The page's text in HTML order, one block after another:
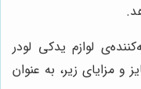
لوازم یدکی لودر
و مزایای زیر، به عنوان